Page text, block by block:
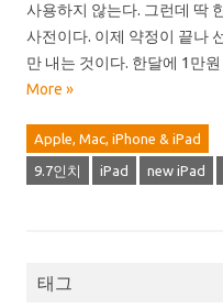
사용하지 않는다. 그런데 딱
사전이다. 이제 약정이 끝나
만 내는 것이다. 한달에 1만
More »
Apple, Mac, iPhone & iPad
9.7인치 iPad new iPad
태그